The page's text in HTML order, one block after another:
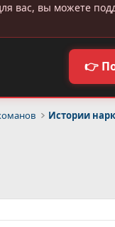
вас, вы можете
👉
Истории